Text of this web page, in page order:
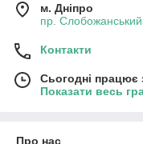
м. Дніпро
пр.
Контакти
Сьогодні працює
Показати весь
Про нас